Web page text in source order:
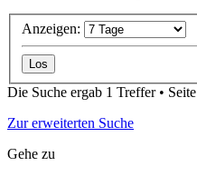
Anzeigen:
Die Suche ergab 1 Treffer • Seite
Zur erweiterten Suche
Gehe zu